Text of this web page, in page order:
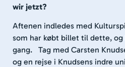
wir jetzt?
Aftenen indledes med
som har købt billet til dette, og
gang. Tag med Carsten
og en rejse i Knudsens indre